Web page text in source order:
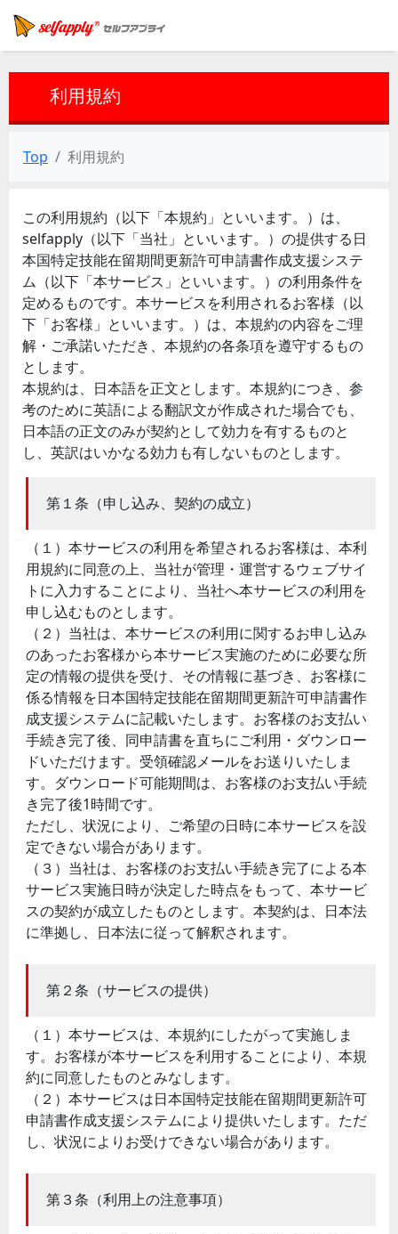
利用規約
Top 利用規約
この利用規約（以下「本規約」といいます。）は、
selfapply（以下「当社」といいます。）の提供する日
本国特定技能在留期間更新許可申請書作成支援システ
ム（以下「本サービス」といいます。）の利用条件を
定めるものです。本サービスを利用されるお客様（以
下「お客様」といいます。）は、本規約の内容をご理
解・ご承諾いただき、本規約の各条項を遵守するもの
とします。
本規約は、日本語を正文とします。本規約につき、参
考のために英語による翻訳文が作成された場合でも、
日本語の正文のみが契約として効力を有するものと
し、英訳はいかなる効力も有しないものとします。
第１条（申し込み、契約の成立）
（１）本サービスの利用を希望されるお客様は、本利
用規約に同意の上、当社が管理・運営するウェブサイ
トに入力することにより、当社へ本サービスの利用を
申し込むものとします。
（２）当社は、本サービスの利用に関するお申し込み
のあったお客様から本サービス実施のために必要な所
定の情報の提供を受け、その情報に基づき、お客様に
係る情報を日本国特定技能在留期間更新許可申請書作
成支援システムに記載いたします。お客様のお支払い
手続き完了後、同申請書を直ちにご利用・ダウンロー
ドいただけます。受領確認メールをお送りいたしま
す。ダウンロード可能期間は、お客様のお支払い手続
き完了後1時間です。
ただし、状況により、ご希望の日時に本サービスを設
定できない場合があります。
（３）当社は、お客様のお支払い手続き完了による本
サービス実施日時が決定した時点をもって、本サービ
スの契約が成立したものとします。本契約は、日本法
に準拠し、日本法に従って解釈されます。
第２条（サービスの提供）
（１）本サービスは、本規約にしたがって実施しま
す。お客様が本サービスを利用することにより、本規
約に同意したものとみなします。
（２）本サービスは日本国特定技能在留期間更新許可
申請書作成支援システムにより提供いたします。ただ
し、状況によりお受けできない場合があります。
第３条（利用上の注意事項）